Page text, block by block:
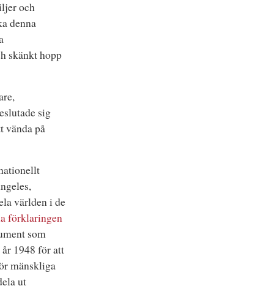
och
denna
skänkt hopp
sig
vända på
världen i de
förklaringen
som
1948 för att
mänskliga
ut